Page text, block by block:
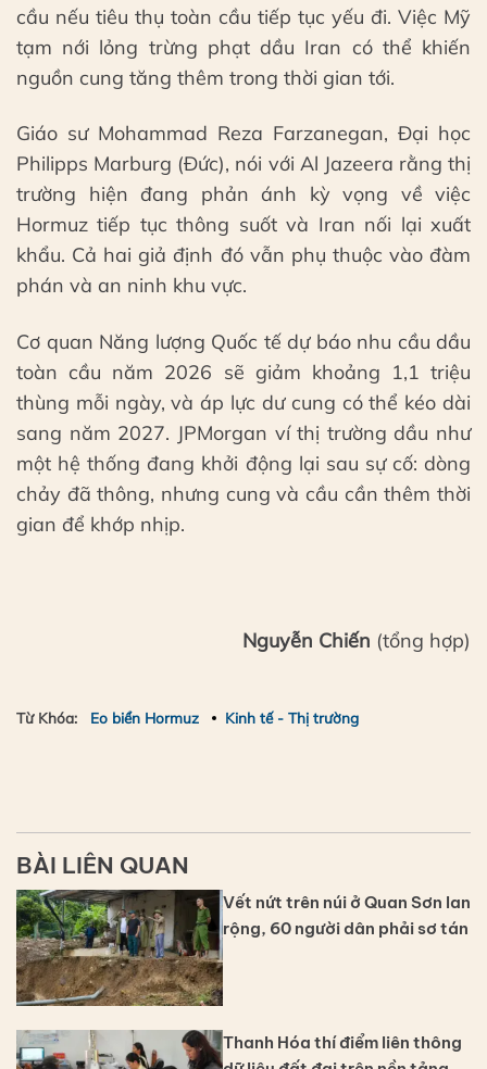
cầu nếu tiêu thụ toàn cầu tiếp tục yếu đi. Việc Mỹ
tạm nới lỏng trừng phạt dầu Iran có thể khiến
nguồn cung tăng thêm trong thời gian tới.
Giáo sư Mohammad Reza Farzanegan, Đại học
Philipps Marburg (Đức), nói với Al Jazeera rằng thị
trường hiện đang phản ánh kỳ vọng về việc
Hormuz tiếp tục thông suốt và Iran nối lại xuất
khẩu. Cả hai giả định đó vẫn phụ thuộc vào đàm
phán và an ninh khu vực.
Cơ quan Năng lượng Quốc tế dự báo nhu cầu dầu
toàn cầu năm 2026 sẽ giảm khoảng 1,1 triệu
thùng mỗi ngày, và áp lực dư cung có thể kéo dài
sang năm 2027. JPMorgan ví thị trường dầu như
một hệ thống đang khởi động lại sau sự cố: dòng
chảy đã thông, nhưng cung và cầu cần thêm thời
gian để khớp nhịp.
Nguyễn Chiến (tổng hợp)
Từ Khóa: Eo biển Hormuz Kinh tế - Thị trường
BÀI LIÊN QUAN
Vết nứt trên núi ở Quan Sơn lan
rộng, 60 người dân phải sơ tán
Thanh Hóa thí điểm liên thông